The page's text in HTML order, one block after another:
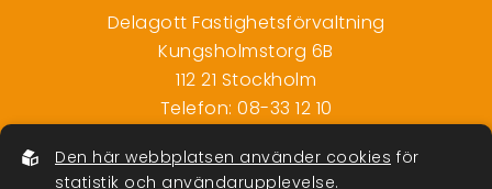
Delagott Fastighetsförvaltning
Kungsholmstorg 6B
112 21 Stockholm
Telefon: 08-33 12 10
Org.nr: 556792-5200
Den här webbplatsen använder cookies för